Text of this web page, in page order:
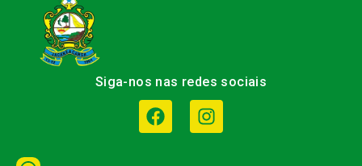
Siga-nos nas redes sociais